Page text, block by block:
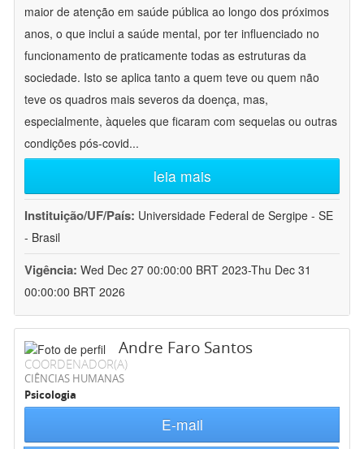
maior de atenção em saúde pública ao longo dos próximos
anos, o que inclui a saúde mental, por ter influenciado no
funcionamento de praticamente todas as estruturas da
sociedade. Isto se aplica tanto a quem teve ou quem não
teve os quadros mais severos da doença, mas,
especialmente, àqueles que ficaram com sequelas ou outras
condições pós-covid...
leia mais
Instituição/UF/País: Universidade Federal de Sergipe - SE
- Brasil
Vigência: Wed Dec 27 00:00:00 BRT 2023-Thu Dec 31
00:00:00 BRT 2026
Andre Faro Santos
COORDENADOR(A)
CIÊNCIAS HUMANAS
Psicologia
E-mail